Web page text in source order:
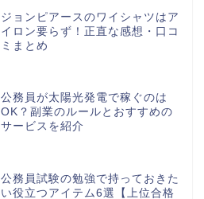
ジョンピアースのワイシャツはア
イロン要らず！正直な感想・口コ
ミまとめ
公務員が太陽光発電で稼ぐのは
OK？副業のルールとおすすめの
サービスを紹介
公務員試験の勉強で持っておきた
い役立つアイテム6選【上位合格